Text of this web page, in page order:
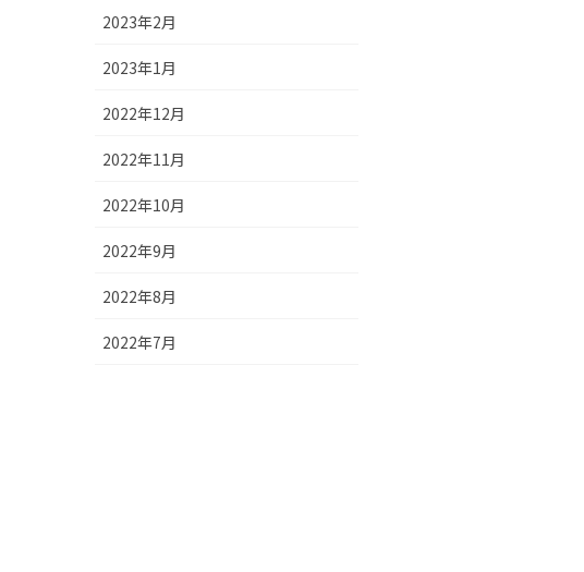
2023年2月
2023年1月
2022年12月
2022年11月
2022年10月
2022年9月
2022年8月
2022年7月